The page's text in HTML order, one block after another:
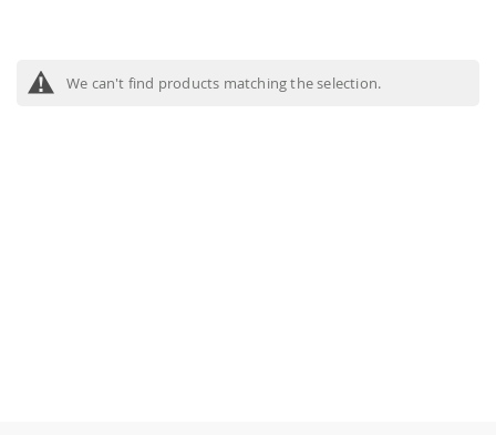
We can't find products matching the selection.